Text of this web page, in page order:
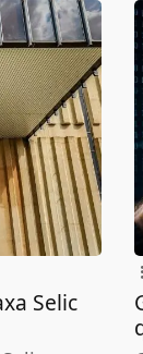
Selic